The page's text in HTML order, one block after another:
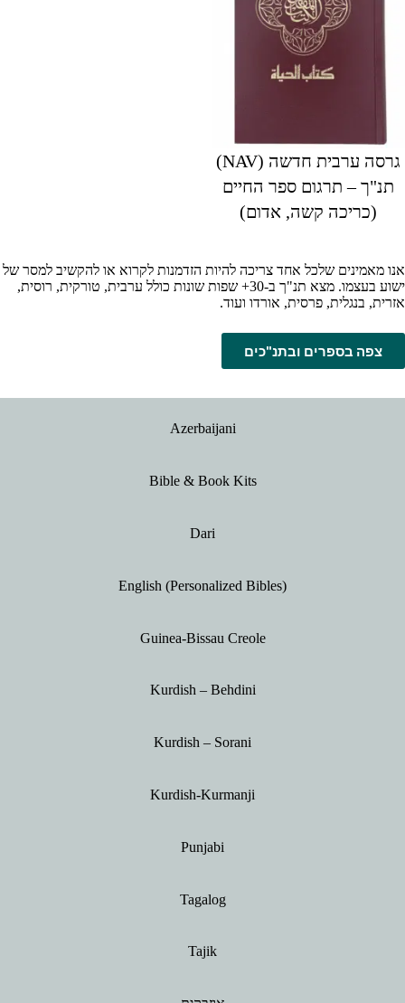
גרסה ערבית חדשה (NAV)
תנ"ך – תרגום ספר החיים
(כריכה קשה, אדום)
אנו מאמינים שלכל אחד צריכה להיות הזדמנות לקרוא או להקשיב למסר של
ישוע בעצמו. מצא תנ"ך ב-30+ שפות שונות כולל ערבית, טורקית, רוסית,
אזרית, בנגלית, פרסית, אורדו ועוד.
צפה בספרים ובתנ"כים
Azerbaijani
Bible & Book Kits
Dari
English (Personalized Bibles)
Guinea-Bissau Creole
Kurdish – Behdini
Kurdish – Sorani
Kurdish-Kurmanji
Punjabi
Tagalog
Tajik